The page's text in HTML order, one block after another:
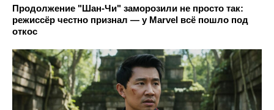
Продолжение "Шан-Чи" заморозили не просто так:
режиссёр честно признал — у Marvel всё пошло под
откос